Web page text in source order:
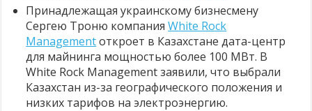
Принадлежащая украинскому бизнесмену
Сергею Троню компанияWhite Rock
Managementоткроет в Казахстане дата-центр
для майнинга мощностью более 100 МВт. В
White Rock Management заявили, что выбрали
Казахстан из-за географического положения и
низких тарифов на электроэнергию.